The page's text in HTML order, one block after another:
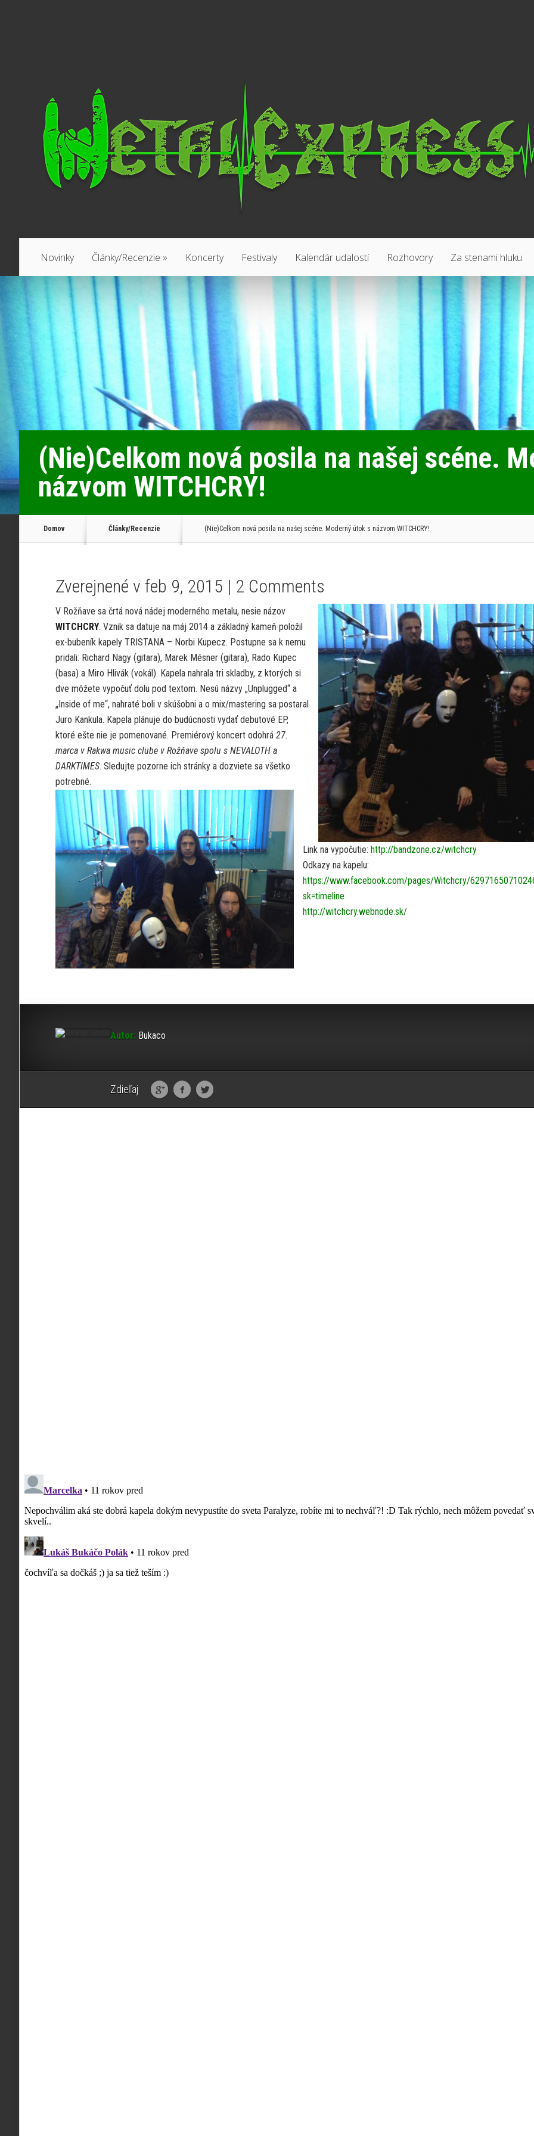
Novinky Články/Recenzie » Koncerty Festivaly Kalendár udalostí Rozhovory Za stenami hluku
(Nie)Celkom nová posila na našej scéne.
názvom WITCHCRY!
Domov Články/Recenzie (Nie)Celkom nová posila na našej scéne. Moderný útok s názvom WITCHCRY!
Zverejnené v feb 9, 2015 | 2 Comments
V Rožňave sa črtá nová nádej moderného metalu, nesie názov
WITCHCRY. Vznik sa datuje na máj 2014 a základný kameň položil
ex-bubeník kapely TRISTANA – Norbi Kupecz. Postupne sa k nemu
pridali: Richard Nagy (gitara), Marek Mésner (gitara), Rado Kupec
(basa) a Miro Hlivák (vokál). Kapela nahrala tri skladby, z ktorých si
dve môžete vypočuť dolu pod textom. Nesú názvy „Unplugged“ a
„Inside of me“, nahraté boli v skúšobni a o mix/mastering sa postaral
Juro Kankula. Kapela plánuje do budúcnosti vydať debutové EP,
ktoré ešte nie je pomenované. Premiérový koncert odohrá 27.
marca v Rakwa music clube v Rožňave spolu s NEVALOTH a
DARKTIMES. Sledujte pozorne ich stránky a dozviete sa všetko
potrebné.
Link na vypočutie: http://bandzone.cz/witchcry
Odkazy na kapelu:
https://www.facebook.com/pages/Witchcry/
sk=timeline
http://witchcry.webnode.sk/
Autor: Bukaco
Zdieľaj